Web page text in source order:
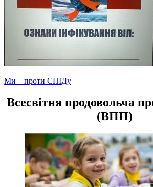
Навігація
записів
Ми – проти СНІДу
Всесвітня продовольча
(ВПП)